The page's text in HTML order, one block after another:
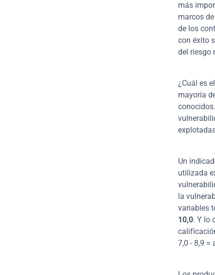
más
marcos
de los
con éxito
del riesgo
¿Cuál es
mayoría
Un
utilizada
la
variables
10,0. Y lo
7,0 - 8,9 =